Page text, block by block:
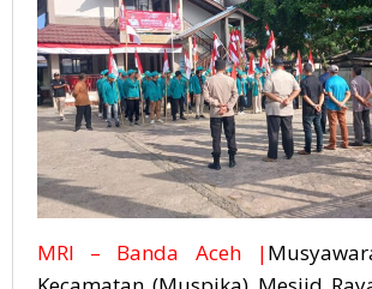
MRI – Banda Aceh |